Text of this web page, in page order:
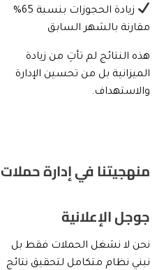
زيادة الحجوزات بنسبة 65%
مقارنة بالشهر السابق
هذه النتائج لم تأتِ من زيادة
الميزانية بل من تحسين الإدارة
والاستهداف.
منهجيتنا في إدارة حملات
جوجل الإعلانية
نحن لا نشغل الحملات فقط بل
نبني نظام متكامل لتحقيق نتائج